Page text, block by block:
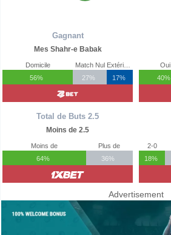
Gagnant
Mes Shahr-e Babak
Domicile
56%
Match Nul
27%
17%
Total de Buts 2.5
Moins de 2.5
Moins de
64%
Plus de
36%
Oui
40%
2-0
18%
Advertisement